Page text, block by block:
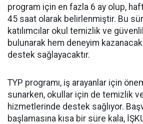
program için en fazla 6 ay olup,
45 saat olarak belirlenmiştir. Bu
katılımcılar okul temizlik ve
bulunarak hem deneyim
destek sağlayacaktır.
TYP programı, iş arayanlar için
sunarken, okullar için de temizlik
hizmetlerinde destek sağlıyor.
başlamasına kısa bir süre kala,